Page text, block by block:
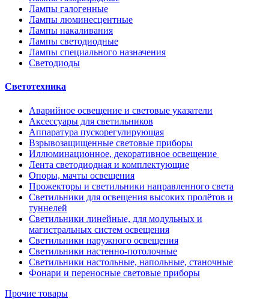
Лампы галогенные
Лампы люминесцентные
Лампы накаливания
Лампы светодиодные
Лампы специального назначения
Светодиоды
Светотехника
Аварийное освещение и световые указатели
Аксессуары для светильников
Аппаратура пускорегулирующая
Взрывозащищенные световые приборы
Иллюминационное, декоративное освещение
Лента светодиодная и комплектующие
Опоры, мачты освещения
Прожекторы и светильники направленного света
Светильники для освещения высоких пролётов и
туннелей
Светильники линейные, для модульных и
магистральных систем освещения
Светильники наружного освещения
Светильники настенно-потолочные
Светильники настольные, напольные, станочные
Фонари и переносные световые приборы
Прочие товары